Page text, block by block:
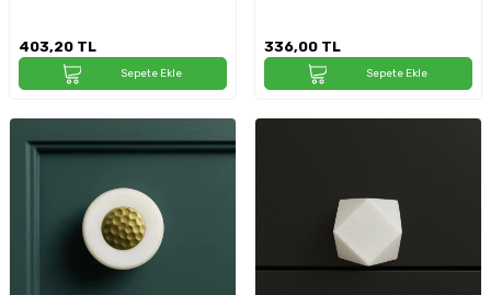
403,20 TL
Sepete Ekle
336,00 TL
Sepete Ekle